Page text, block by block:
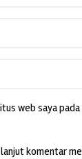
web saya
komentar